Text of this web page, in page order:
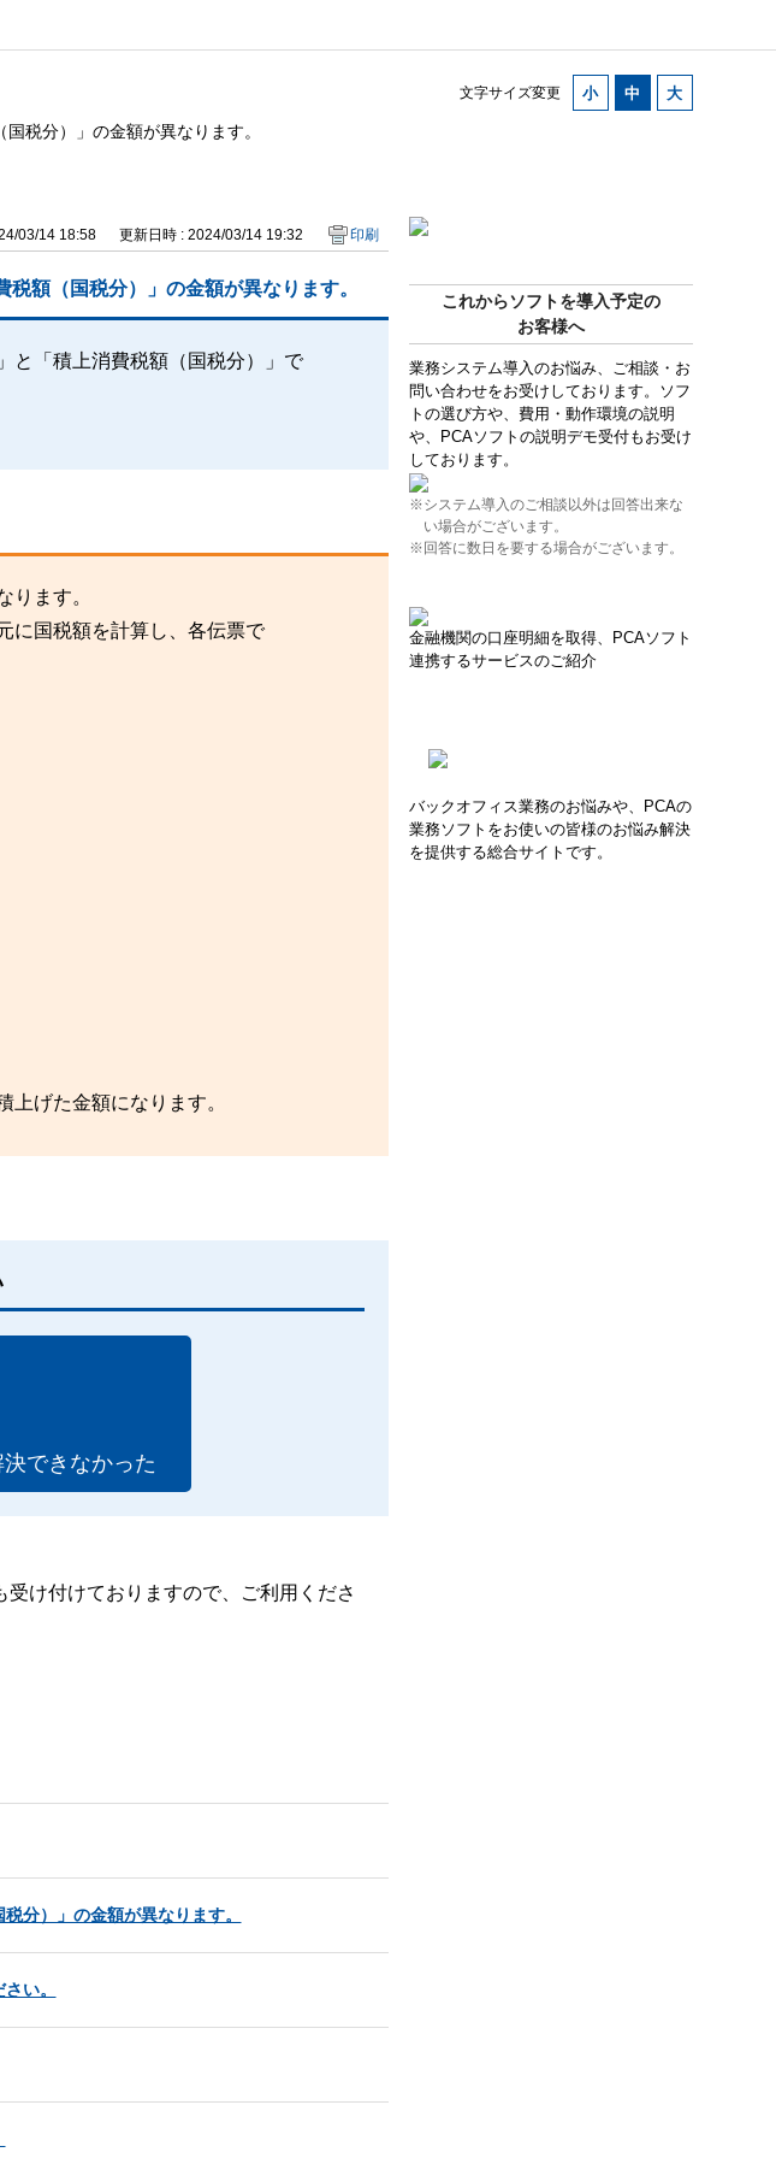
文字サイズ変更
税分）」の金額が異なります。
これからソフトを導入予定の
お客様へ
業務システム導入のお悩み、ご相談・お
問い合わせをお受けしております。ソフ
トの選び方や、費用・動作環境の説明
や、PCAソフトの説明デモ受付もお受け
しております。
※システム導入のご相談以外は回答出来な
い場合がございます。
※回答に数日を要する場合がございます。
金融機関の口座明細を取得、PCAソフト
連携するサービスのご紹介
バックオフィス業務のお悩みや、PCAの
業務ソフトをお使いの皆様のお悩み解決
を提供する総合サイトです。
03/14 18:58 更新日時 : 2024/03/14 19:32 印刷
額（国税分）」の金額が異なります。
と「積上消費税額（国税分）」で
ります。
に国税額を計算し、各伝票で
げた金額になります。
決できなかった
受け付けておりますので、ご利用くださ
分）」の金額が異なります。
い。